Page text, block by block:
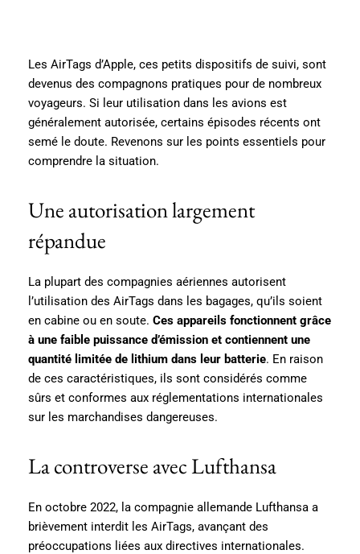
Les AirTags d’Apple, ces petits dispositifs de suivi, sont
devenus des compagnons pratiques pour de nombreux
voyageurs. Si leur utilisation dans les avions est
généralement autorisée, certains épisodes récents ont
semé le doute. Revenons sur les points essentiels pour
comprendre la situation.
Une autorisation largement
répandue
La plupart des compagnies aériennes autorisent
l’utilisation des AirTags dans les bagages, qu’ils soient
en cabine ou en soute. Ces appareils fonctionnent grâce
à une faible puissance d’émission et contiennent une
quantité limitée de lithium dans leur batterie. En raison
de ces caractéristiques, ils sont considérés comme
sûrs et conformes aux réglementations internationales
sur les marchandises dangereuses.
La controverse avec Lufthansa
En octobre 2022, la compagnie allemande Lufthansa a
brièvement interdit les AirTags, avançant des
préoccupations liées aux directives internationales.